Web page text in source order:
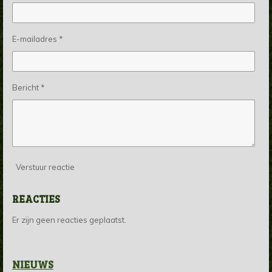
E-mailadres *
Bericht *
Verstuur reactie
REACTIES
Er zijn geen reacties geplaatst.
NIEUWS